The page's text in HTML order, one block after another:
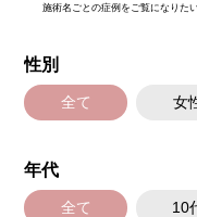
施術名ごとの症例をご覧になりた
性別
全て 女
年代
全て 10